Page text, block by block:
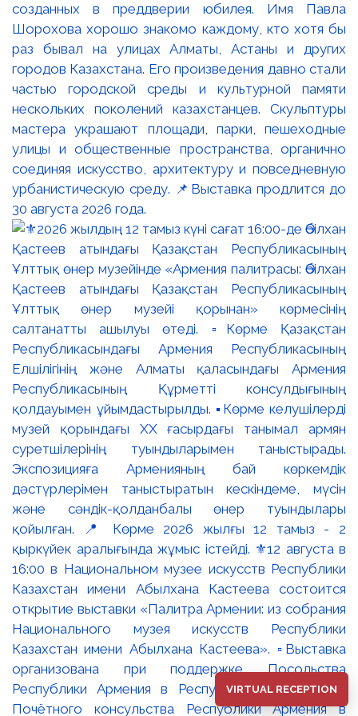
созданных в преддверии юбилея. Имя Павла
Шорохова хорошо знакомо каждому, кто хотя бы
раз бывал на улицах Алматы, Астаны и других
городов Казахстана. Его произведения давно стали
частью городской среды и культурной памяти
нескольких поколений казахстанцев. Скульптуры
мастера украшают площади, парки, пешеходные
улицы и общественные пространства, органично
соединяя искусство, архитектуру и повседневную
урбанистическую среду. 📌Выставка продлится до
30 августа 2026 года.
VIRTUAL RECEPTION